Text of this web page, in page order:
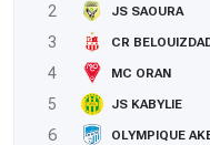
2
JS SAOURA
3
CR
4
MC ORAN
5
JS KABYLIE
6
OLYMPIQUE